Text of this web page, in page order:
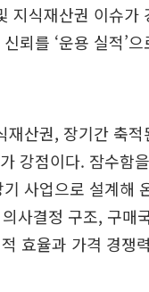
지식재산권 이슈
뢰를 ‘운용 실적’
산권, 장기간 축
강점이다. 잠수함
사업으로 설계해
사결정 구조, 구매
효율과 가격 경쟁